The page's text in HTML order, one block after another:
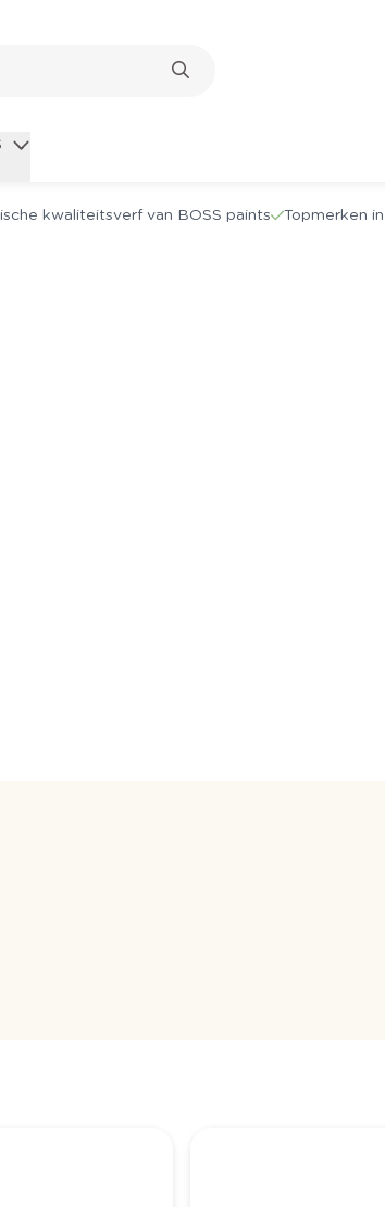
kwaliteitsverf van BOSS paints Topmerken